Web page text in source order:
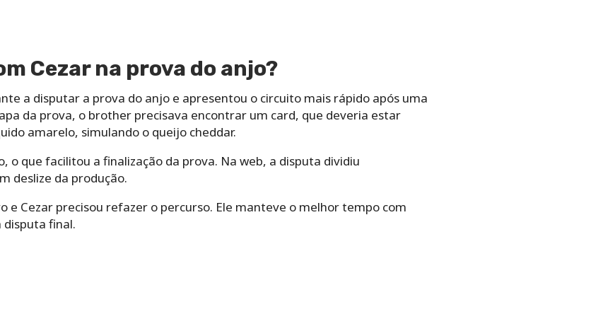
Cezar na prova do anjo?
a disputar a prova do anjo e apresentou o circuito mais rápido após uma
da prova, o brother precisava encontrar um card, que deveria estar
amarelo, simulando o queijo cheddar.
o que facilitou a finalização da prova. Na web, a disputa dividiu
deslize da produção.
e Cezar precisou refazer o percurso. Ele manteve o melhor tempo com
disputa final.